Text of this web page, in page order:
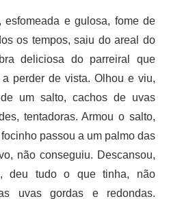
e gulosa, fome de
os tempos, saiu do areal do
deliciosa do parreiral que
perder de vista. Olhou e viu,
um salto, cachos de uvas
tentadoras. Armou o salto,
passou a um palmo das
não conseguiu. Descansou,
deu tudo o que tinha, não
uvas gordas e redondas.